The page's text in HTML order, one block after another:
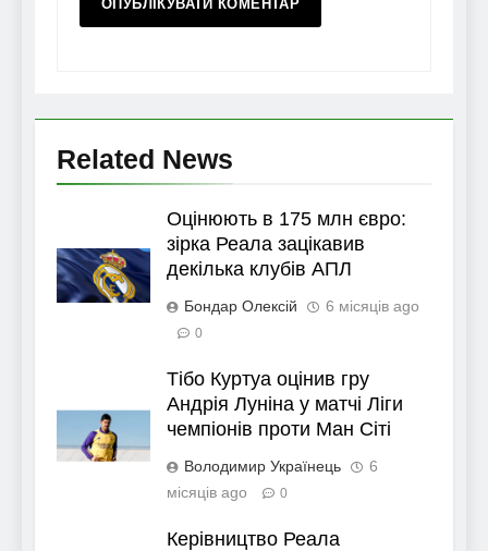
Related News
Оцінюють в 175 млн євро:
зірка Реала зацікавив
декілька клубів АПЛ
Бондар Олексій 6 місяців ago
0
Тібо Куртуа оцінив гру
Андрія Луніна у матчі Ліги
чемпіонів проти Ман Сіті
Володимир Українець
6
місяців ago
0
Керівництво Реала